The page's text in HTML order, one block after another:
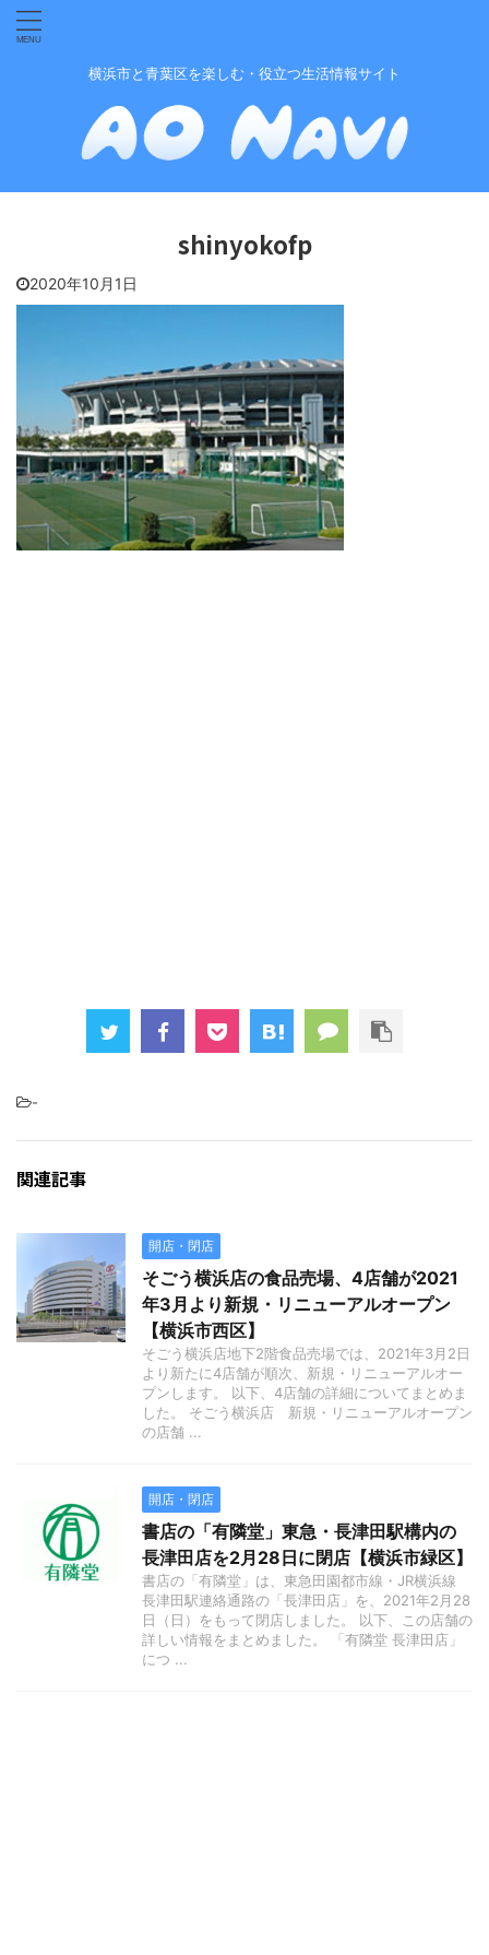
横浜市と青葉区を楽しむ・役立つ生活情報サイト
shinyokofp
2020年10月1日
-
関連記事
開店・閉店
そごう横浜店の食品売場、4店舗が2021
年3月より新規・リニューアルオープン
【横浜市西区】
そごう横浜店地下2階食品売場では、2021年3月2日
より新たに4店舗が順次、新規・リニューアルオー
プンします。 以下、4店舗の詳細についてまとめま
した。 そごう横浜店 新規・リニューアルオープン
の店舗 ...
開店・閉店
書店の「有隣堂」東急・長津田駅構内の
長津田店を2月28日に閉店【横浜市緑区】
書店の「有隣堂」は、東急田園都市線・JR横浜線
長津田駅連絡通路の「長津田店」を、2021年2月28
日（日）をもって閉店しました。 以下、この店舗の
詳しい情報をまとめました。 「有隣堂 長津田店」
につ ...